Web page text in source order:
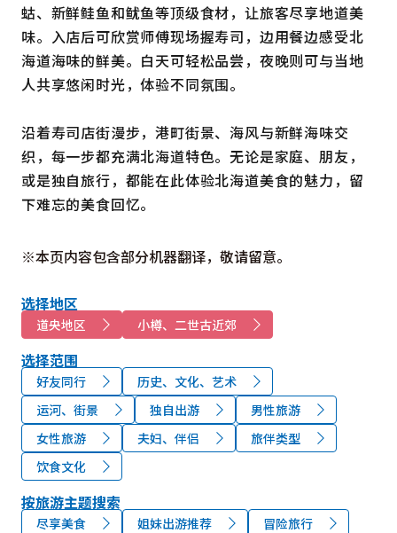
蛄、新鲜鲑鱼和鱿鱼等顶级食材，让旅客尽享地道美
味。入店后可欣赏师傅现场握寿司，边用餐边感受北
海道海味的鲜美。白天可轻松品尝，夜晚则可与当地
人共享悠闲时光，体验不同氛围。
沿着寿司店街漫步，港町街景、海风与新鲜海味交
织，每一步都充满北海道特色。无论是家庭、朋友，
或是独自旅行，都能在此体验北海道美食的魅力，留
下难忘的美食回忆。
※本页内容包含部分机器翻译，敬请留意。
选择地区
道央地区 小樽、二世古近郊
选择范围
好友同行
历史、文化、艺术
运河、街景
独自出游
男性旅游
女性旅游
夫妇、伴侣
旅伴类型
饮食文化
按旅游主题搜索
尽享美食 姐妹出游推荐 冒险旅行